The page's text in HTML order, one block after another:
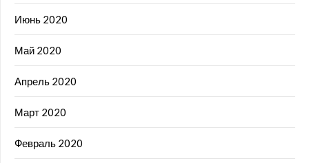
Июнь 2020
Май 2020
Апрель 2020
Март 2020
Февраль 2020